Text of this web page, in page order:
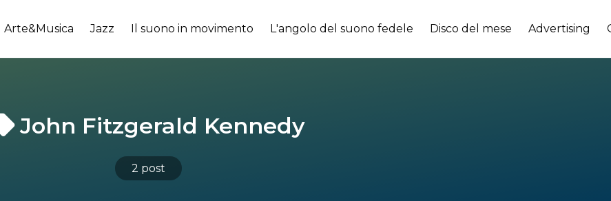
Arte&Musica Jazz Il suono in movimento L'angolo del suono fedele Disco del mese Advertising
John Fitzgerald Kennedy
2 post